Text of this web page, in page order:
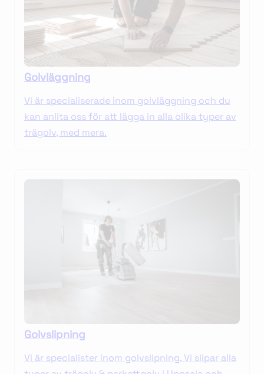
Golvläggning
Vi är specialiserade inom golvläggning och du
kan anlita oss för att lägga in alla olika typer av
trägolv, med mera.
Golvslipning
Vi är specialister inom golvslipning. Vi slipar alla